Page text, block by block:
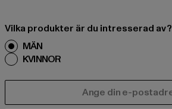
Vilka produkter är du intresserad av?
MÄN
KVINNOR